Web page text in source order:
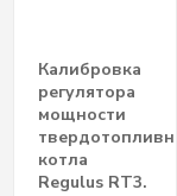
Калибровка
регулятора
мощности
котла
Regulus RT3.